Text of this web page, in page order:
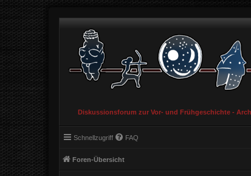
Diskussionsforum zur Vor- und Frühgeschichte -
Schnellzugriff FAQ
Foren-Übersicht